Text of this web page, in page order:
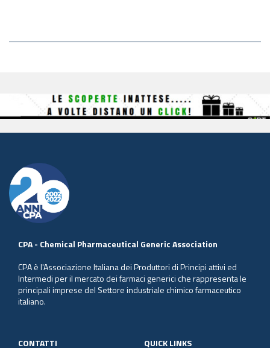
CPA - Chemical Pharmaceutical Generic Association
CPA è l'Associazione Italiana dei Produttori di Principi attivi ed
Intermedi per il mercato dei farmaci generici che rappresenta le
principali imprese del Settore industriale chimico farmaceutico
italiano.
CONTATTI QUICK LINKS